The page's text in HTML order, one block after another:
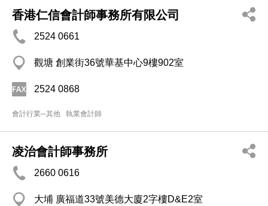
香港仁信會計師事務所有限公司
2524 0661
觀塘 創業街36號華基中心9樓902室
2524 0868
會計行業─其他 執業會計師
凌治會計師事務所
2660 0616
大埔 廣福道33號美德大廈2字樓D&E2室